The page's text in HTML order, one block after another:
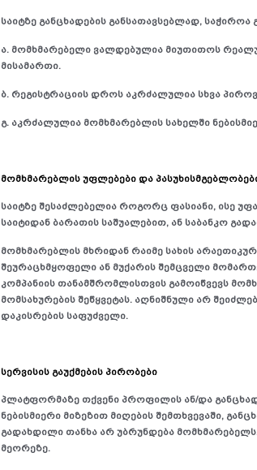
საიტზე განცხადების განსათავსებლად,
ა. მომხმარებელი ვალდებულია მიუთითოს
მისამართი.
ბ. რეგისტრაციის დროს აკრძალულია სხვა
გ. აკრძალულია მომხმარებლის სახელში
მომხმარებლის უფლებები და
საიტზე შესაძლებელია როგორც ფასიანი, ისე
საიტიდან ბარათის საშუალებით, ან საბანკო
მომხმარებლის მხრიდან რაიმე სახის
შეურაცხმყოფელი ან მუქარის შემცველი
კომპანიის თანამშრომლისთვის გამოიწვევს
მომსახურების შეწყვეტას. აღნიშნული არ
დაკისრების საფუძველი.
სერვისის გაუქმების პირობები
პლატფორმაზე თქვენი პროფილის ან/და
ნებისმიერი მიზეზით მიღების შემთხვევაში,
გადახდილი თანხა არ უბრუნდება
მეორეზე.